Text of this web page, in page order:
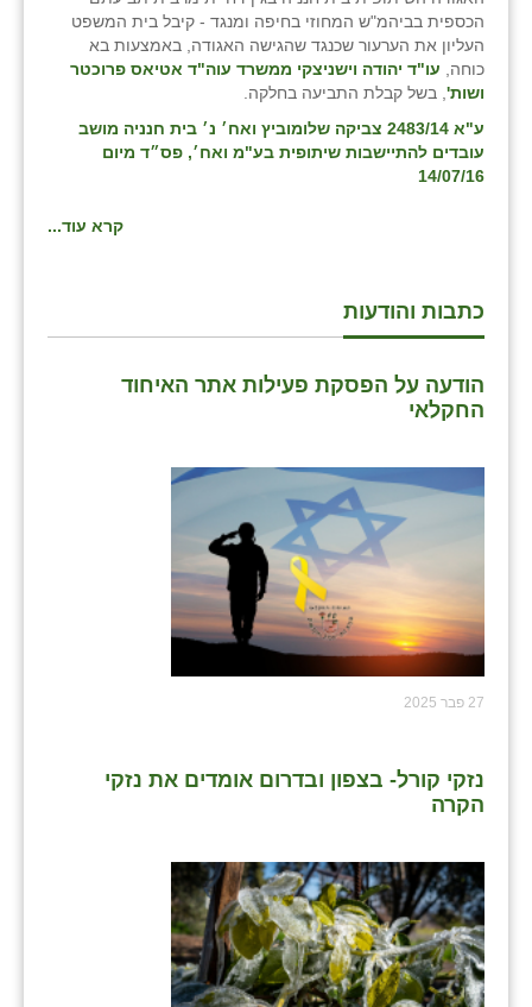
הכספית בביהמ"ש המחוזי בחיפה ומנגד - קיבל בית המשפט
העליון את הערעור שכנגד שהגישה האגודה, באמצעות בא
כוחה, עו"ד יהודה וישניצקי ממשרד עוה"ד אטיאס פרוכטר
ושות' , בשל קבלת התביעה בחלקה.
ע"א 2483/14 צביקה שלומוביץ ואח׳ נ׳ בית חנניה מושב
עובדים להתיישבות שיתופית בע"מ ואח׳, פס״ד מיום
14/07/16
קרא עוד...
כתבות והודעות
הודעה על הפסקת פעילות אתר האיחוד
החקלאי
27 פבר 2025
נזקי קורל- בצפון ובדרום אומדים את נזקי
הקרה
נהריה (אג״ש)
ניר צבי
עין חצבה
קלחים
רועי
רמות השבים
שדה ורבורג
תלמי יוסף
בוסתן הגליל